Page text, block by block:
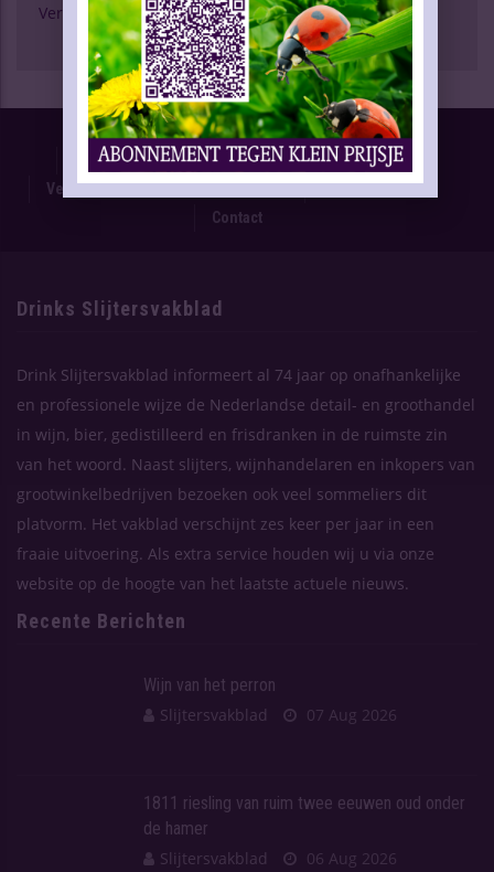
Verschijning Drinks Slijtersvakblad
Proefnummer
Oplage & Verspreiding
Advertentietarieven
Technische Gegevens
Verschijning Drinks Slijtersvakblad
Themaplanning
Contact
Drinks Slijtersvakblad
Drink Slijtersvakblad informeert al 74 jaar op onafhankelijke
en professionele wijze de Nederlandse detail- en groothandel
in wijn, bier, gedistilleerd en frisdranken in de ruimste zin
van het woord. Naast slijters, wijnhandelaren en inkopers van
grootwinkelbedrijven bezoeken ook veel sommeliers dit
platvorm. Het vakblad verschijnt zes keer per jaar in een
fraaie uitvoering. Als extra service houden wij u via onze
website op de hoogte van het laatste actuele nieuws.
Recente Berichten
Wijn van het perron
Slijtersvakblad
07 Aug 2026
1811 riesling van ruim twee eeuwen oud onder
de hamer
Slijtersvakblad
06 Aug 2026